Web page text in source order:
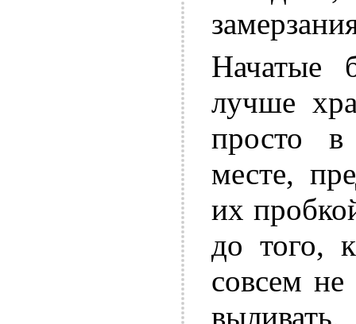
Начатые
лучше
просто в
месте,
их
до того,
совсем не